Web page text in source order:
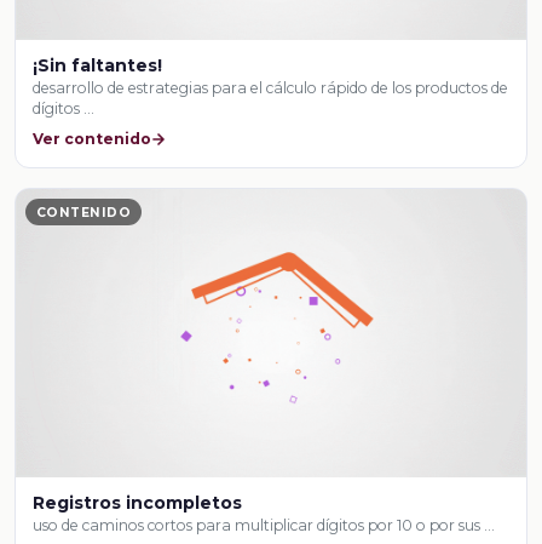
¡Sin faltantes!
desarrollo de estrategias para el cálculo rápido de los productos de
dígitos …
Ver contenido
CONTENIDO
Registros incompletos
uso de caminos cortos para multiplicar dígitos por 10 o por sus …